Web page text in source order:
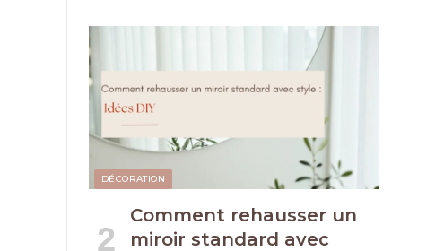
DÉCORATION
Comment rehausser un
miroir standard avec